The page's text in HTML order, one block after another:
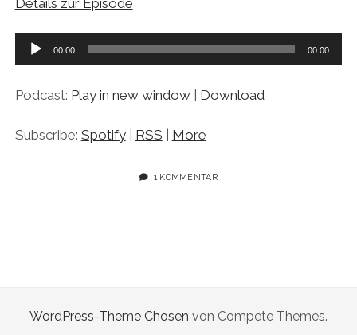
Details zur Episode
Audio-
00:00 00:00
Podcast: Play in new window| Download
Subscribe: Spotify| RSS | More
1 KOMMENTAR
WordPress-Theme Chosen von Compete Themes.